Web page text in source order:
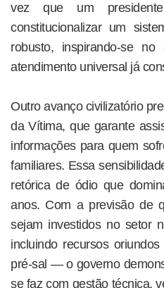
vez que um
constitucionalizar um
robusto, inspirando-se
atendimento universal já
Outro avanço civilizatório
da Vítima, que garante
informações para quem
familiares. Essa
retórica de ódio que
anos. Com a previsão de
sejam investidos no setor
incluindo recursos
pré-sal — o governo
se faz com gestão técnica,